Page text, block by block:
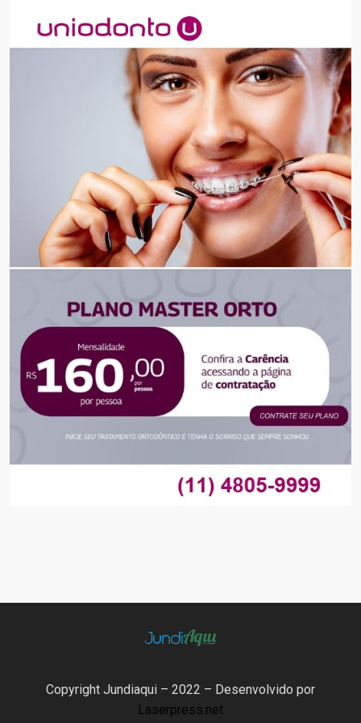
Copyright Jundiaqui – 2022 – Desenvolvido por
Laserpress.net